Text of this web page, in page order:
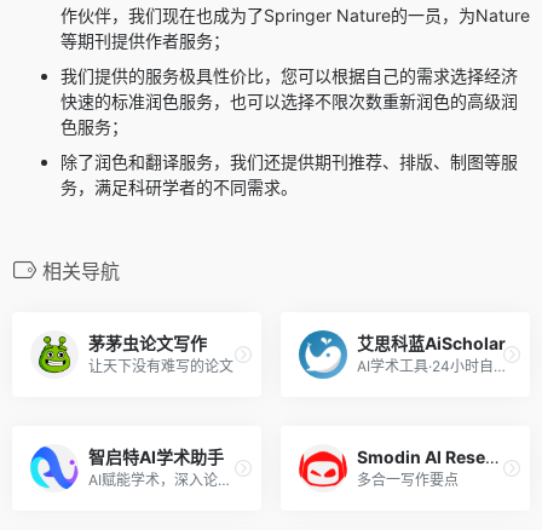
作伙伴，我们现在也成为了Springer Nature的一员，为Nature
等期刊提供作者服务；
我们提供的服务极具性价比，您可以根据自己的需求选择经济
快速的标准润色服务，也可以选择不限次数重新润色的高级润
色服务；
除了润色和翻译服务，我们还提供期刊推荐、排版、制图等服
务，满足科研学者的不同需求。
相关导航
茅茅虫论文写作
让天下没有难写的论文
艾思科蓝AiScholar
AI学术工具·24小时自助免费用
智启特AI学术助手
AI赋能学术，深入论文科研场景，做真正实用、好用的科研辅助工具
Smodin Al Research Paper
多合一写作要点